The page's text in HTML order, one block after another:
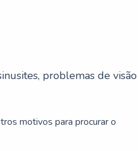
problemas de visão
motivos para procurar o